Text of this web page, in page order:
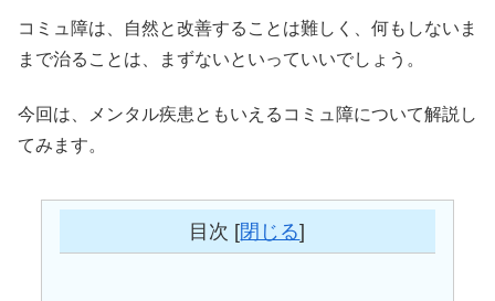
コミュ障は、自然と改善することは難しく、何もしないま
まで治ることは、まずないといっていいでしょう。
今回は、メンタル疾患ともいえるコミュ障について解説し
てみます。
目次 [閉じる]